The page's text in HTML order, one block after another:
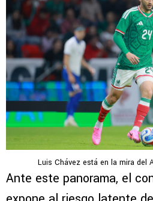
Luis Chávez está en la mira del
Ante este panorama, el